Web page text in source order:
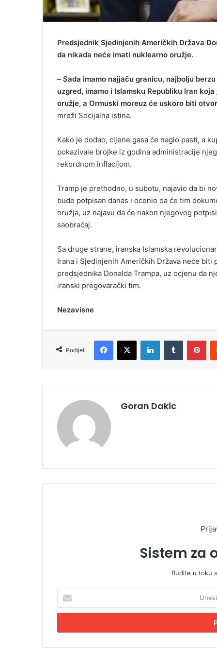
Predsjednik Sjedinjenih Američkih Država
da nikada neće imati nuklearno oružje.
– Sada imamo najjaču granicu, najbolju
uzgred, imamo i Islamsku Republiku Iran
oružje, a Ormuski moreuz će uskoro biti
mreži Socijalna istina.
Kako je dodao, cijene gasa će naglo pasti, a
pokazivale brojke iz godina administracije
rekordnom inflacijom.
Tramp je prethodno, u subotu, najavio da bi
bude potpisan danas i ocenio da će tim
oružja, uz najavu da će nakon njegovog
saobraćaj.
Sa druge strane, iranska Islamska
Irana i Sjedinjenih Američkih Država neće
predsjednika Donalda Trampa, uz ocjenu da
iranski pregovarački tim.
Nezavisne
Podijeli
Goran Dakic
Sistem za
Budite u toku
e
i